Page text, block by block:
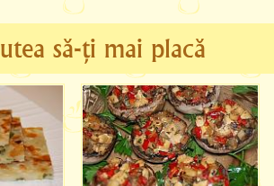
să-ți mai placă